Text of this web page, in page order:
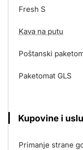
Fresh S
Kava na putu
Poštanski
Paketomat GLS
Kupovine i
Primanje strane